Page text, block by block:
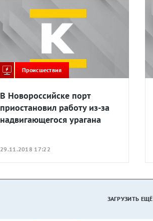
Происшествия
В Новороссийске порт
приостановил работу из-за
надвигающегося урагана
29.11.2018 17:22
ЗАГРУЗИТЬ ЕЩЁ